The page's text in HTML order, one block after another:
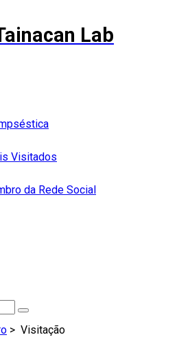
Lab
Visitados
da Rede Social
> Visitação